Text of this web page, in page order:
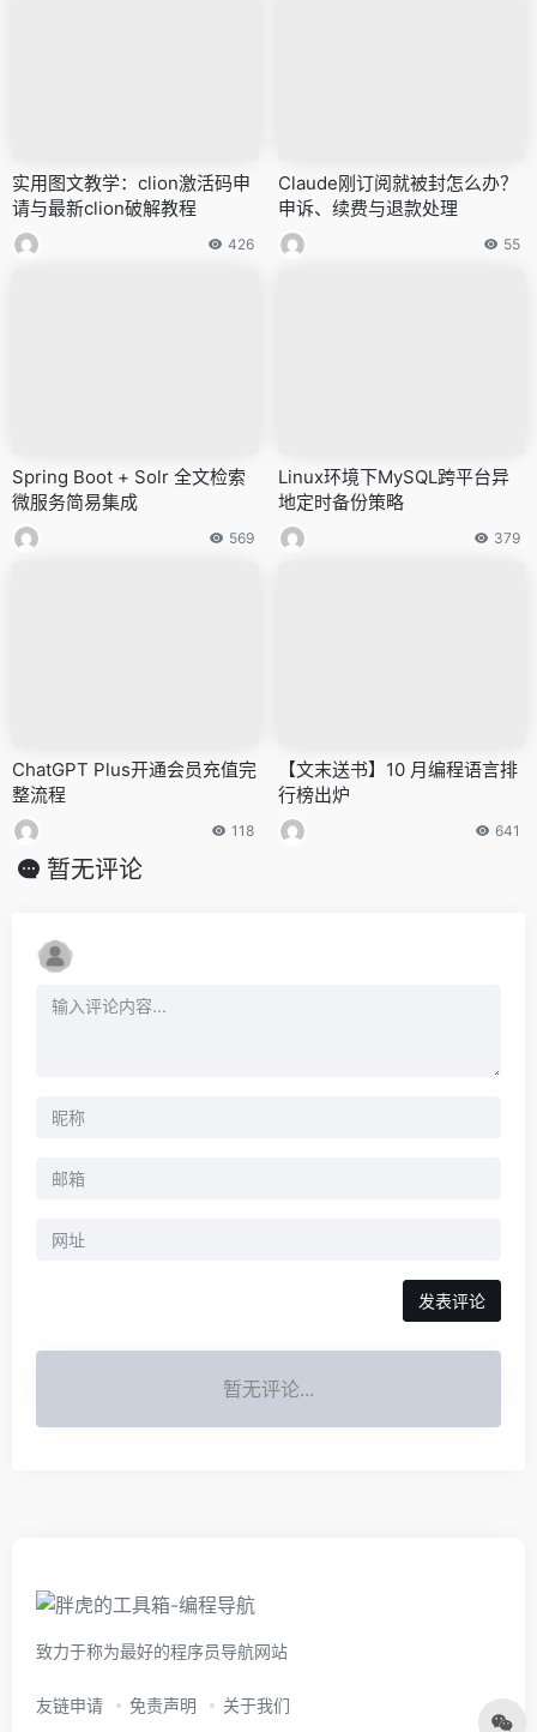
实用图文教学：clion激活码申
请与最新clion破解教程
426
Claude刚订阅就被封怎么办？
申诉、续费与退款处理
55
Spring Boot + Solr 全文检索
微服务简易集成
569
Linux环境下MySQL跨平台异
地定时备份策略
379
ChatGPT Plus开通会员充值完
整流程
118
【文末送书】10 月编程语言排
行榜出炉
641
暂无评论
暂无评论...
致力于称为最好的程序员导航网站
友链申请 免责声明 关于我们